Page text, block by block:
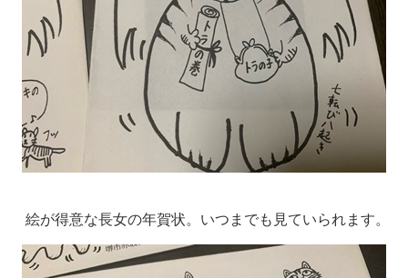
絵が得意な長女の年賀状。いつまでも見ていられます。